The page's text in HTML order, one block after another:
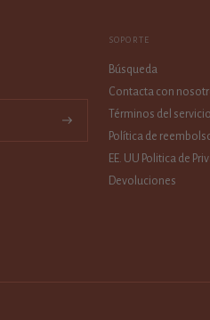
Suscríbase
a
SOPORTE
Búsqueda
Contacta con
Términos del servicio
Política de
EE. UU Politica de
Devoluciones